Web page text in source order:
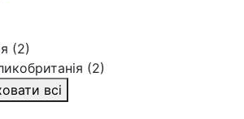
(2)
(2)
всі